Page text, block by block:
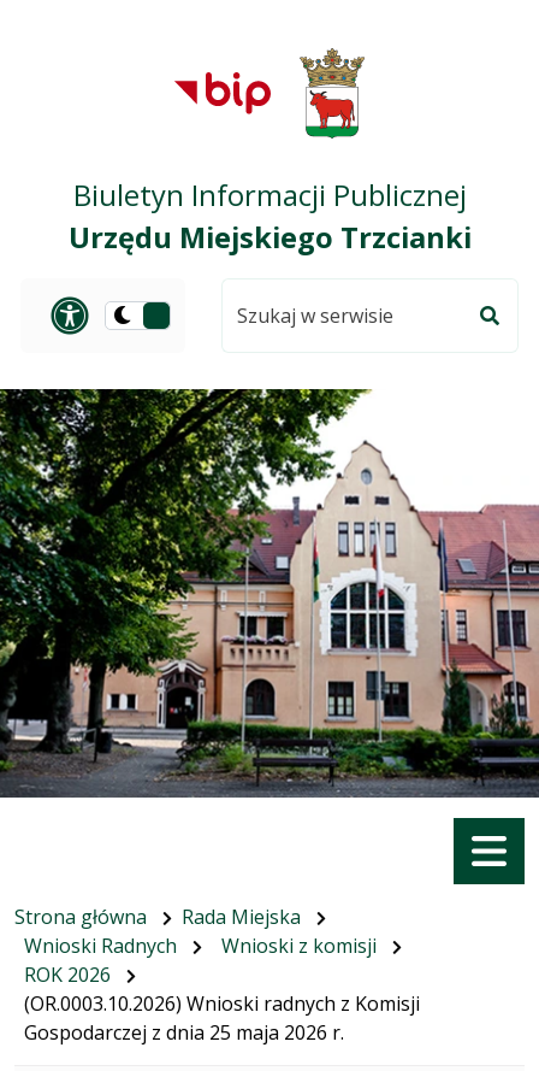
Przejdź do
głównego menu
Przejdź do treści
Przejdź do mapy
serwisu
Biuletyn Informacji Publicznej
Urzędu Miejskiego Trzcianki
Panel dostosowania
Przełącz
ciemną
serwisie
Menu
Strona główna
Rada Miejska
Wnioski Radnych
Wnioski z komisji
ROK 2026
(OR.0003.10.2026) Wnioski radnych z Komisji
Gospodarczej z dnia 25 maja 2026 r.